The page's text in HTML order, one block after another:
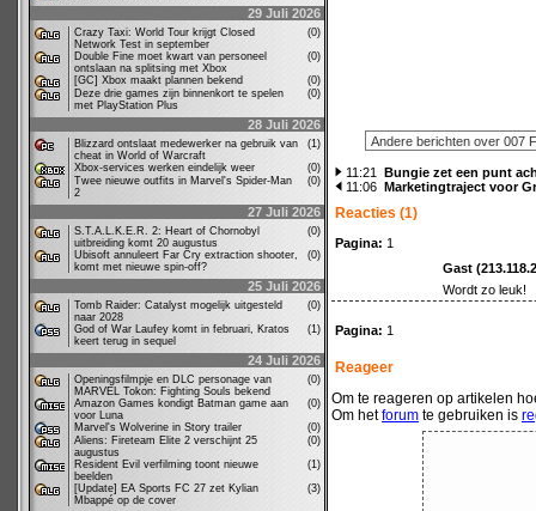
29 Juli 2026
Crazy Taxi: World Tour krijgt Closed
Network Test in september
(0)
Double Fine moet kwart van personeel
ontslaan na splitsing met Xbox
(0)
[GC] Xbox maakt plannen bekend
(0)
Deze drie games zijn binnenkort te spelen
met PlayStation Plus
(0)
28 Juli 2026
Blizzard ontslaat medewerker na gebruik van
cheat in World of Warcraft
(1)
Xbox-services werken eindelijk weer
(0)
Twee nieuwe outfits in Marvel's Spider-Man
2
(0)
27 Juli 2026
S.T.A.L.K.E.R. 2: Heart of Chornobyl
uitbreiding komt 20 augustus
(0)
Ubisoft annuleert Far Cry extraction shooter,
komt met nieuwe spin-off?
(0)
25 Juli 2026
Tomb Raider: Catalyst mogelijk uitgesteld
naar 2028
(0)
God of War Laufey komt in februari, Kratos
keert terug in sequel
(1)
24 Juli 2026
Openingsfilmpje en DLC personage van
MARVEL Tokon: Fighting Souls bekend
(0)
Amazon Games kondigt Batman game aan
voor Luna
(0)
Marvel's Wolverine in Story trailer
(0)
Aliens: Fireteam Elite 2 verschijnt 25
augustus
(0)
Resident Evil verfilming toont nieuwe
beelden
(1)
[Update] EA Sports FC 27 zet Kylian
Mbappé op de cover
(3)
11:21
Bungie zet een punt
11:06 Marketingtraject voor
Reacties (1)
Pagina: 1
Gast
Wordt zo leuk!
Pagina: 1
Reageer
Om te reageren op artikelen
Om hetforum te gebruiken is